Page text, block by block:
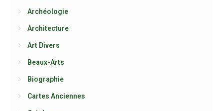
Archéologie
Architecture
Art Divers
Beaux-Arts
Biographie
Cartes Anciennes